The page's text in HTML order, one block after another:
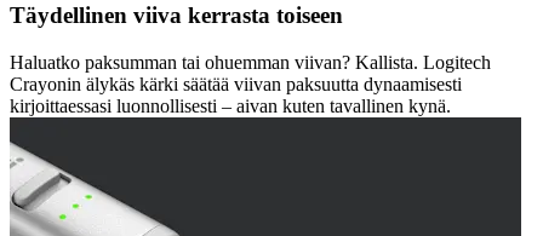
Täydellinen viiva kerrasta toiseen
Haluatko paksumman tai ohuemman viivan? Kallista. Logitech
Crayonin älykäs kärki säätää viivan paksuutta dynaamisesti
kirjoittaessasi luonnollisesti – aivan kuten tavallinen kynä.